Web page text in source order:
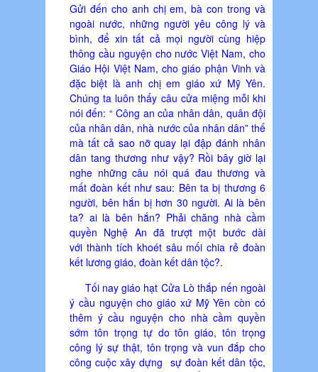
Gửi đến cho anh chị em, bà con trong và
ngoài nước, những người yêu công lý và
bình, để xin tất cả mọi người cùng hiệp
thông cầu nguyện cho nước Việt Nam, cho
Giáo Hội Việt Nam, cho giáo phận Vinh và
đặc biệt là anh chị em giáo xứ Mỹ Yên.
Chúng ta luôn thấy câu cửa miệng mỗi khi
nói đến: “ Công an của nhân dân, quân đội
của nhân dân, nhà nước của nhân dân” thế
mà tất cả sao nỡ quay lại đập đánh nhân
dân tang thương như vậy? Rồi bây giờ lại
nghe những câu nói quá đau thương và
mất đoàn kết như sau: Bên ta bị thương 6
người, bên hắn bị hơn 30 người. Ai là bên
ta? ai là bên hắn? Phải chăng nhà cầm
quyền Nghệ An đã trượt một bước dài
với thành tích khoét sâu mối chia rẻ đoàn
kết lương giáo, đoàn kết dân tộc?.
Tối nay giáo hạt Cửa Lò thắp nến ngoài
ý cầu nguyện cho giáo xứ Mỹ Yên còn có
thêm ý cầu nguyện cho nhà cầm quyền
sớm tôn trọng tự do tôn giáo, tôn trọng
công lý sự thật, tôn trọng và vun đắp cho
công cuộc xây dựng sự đoàn kết dân tộc,